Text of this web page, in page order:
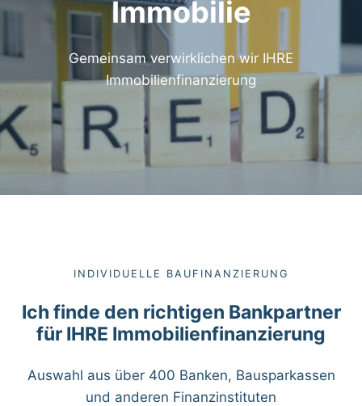
Immobilie
Gemeinsam verwirklichen wir IHRE
Immobilienfinanzierung
INDIVIDUELLE BAUFINANZIERUNG
Ich finde den richtigen Bankpartner
für IHRE Immobilienfinanzierung
Auswahl aus über 400 Banken, Bausparkassen
und anderen Finanzinstituten